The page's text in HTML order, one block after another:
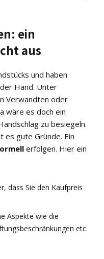
ein
aus
und haben
Hand. Unter
Verwandten oder
wäre es doch ein
zu besiegeln.
es gute Gründe. Ein
erfolgen. Hier ein
dass Sie den Kaufpreis
Aspekte wie die
etc.